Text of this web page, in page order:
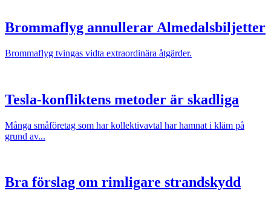
Brommaflyg annullerar Almedalsbiljetter
Brommaflyg tvingas vidta extraordinära åtgärder.
Tesla-konfliktens metoder är skadliga
Många småföretag som har kollektivavtal har hamnat i kläm på
grund av...
Bra förslag om rimligare strandskydd